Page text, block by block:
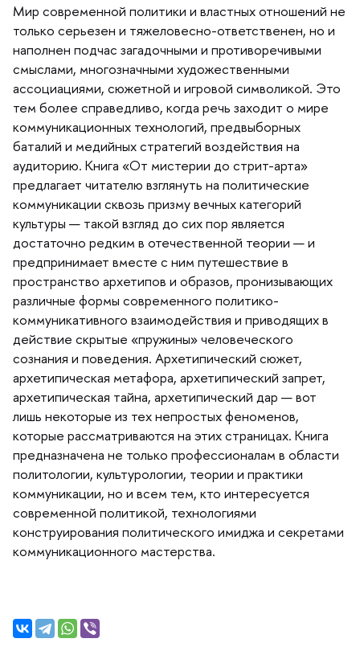
Мир современной политики и властных отношений не
только серьезен и тяжеловесно-ответственен, но и
наполнен подчас загадочными и противоречивыми
смыслами, многозначными художественными
ассоциациями, сюжетной и игровой символикой. Это
тем более справедливо, когда речь заходит о мире
коммуникационных технологий, предвыборных
аталий и медийных стратегий воздействия на
аудиторию. Книга «От мистерии до стрит-арта»
предлагает читателю взглянуть на политические
коммуникации сквозь призму вечных категорий
культуры — такой взгляд до сих пор является
достаточно редким в отечественной теории — и
предпринимает вместе с ним путешествие
пространство архетипов и образов, пронизывающих
различные формы современного политико-
коммуникативного взаимодействия и приводящих
действие скрытые «пружины» человеческого
сознания и поведения. Архетипический сюжет,
архетипическая метафора, архетипический запрет,
архетипическая тайна, архетипический дар — вот
лишь некоторые из тех непростых феноменов,
которые рассматриваются на этих страницах. Книга
предназначена не только профессионалам в области
политологии, культурологии, теории и практики
коммуникации, но и всем тем, кто интересуется
современной политикой, технологиями
конструирования политического имиджа и секретами
коммуникационного мастерства.